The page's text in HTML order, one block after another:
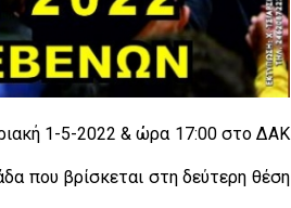
1-5-2022 & ώρα 17:00 στο ΔΑΚ
που βρίσκεται στη δεύτερη θέση